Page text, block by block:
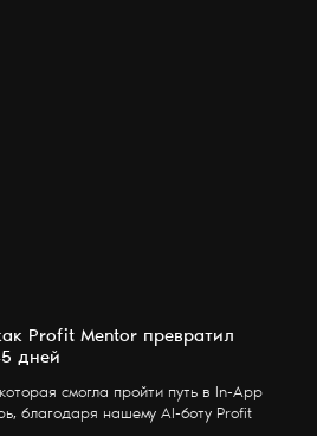
Profit Mentor превратил
дней
смогла пройти путь в In-App
благодаря нашему AI-боту Profit